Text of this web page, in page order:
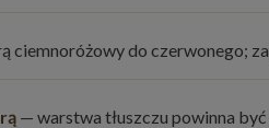
ciemnoróżowy do czerwonego;
— warstwa tłuszczu powinna